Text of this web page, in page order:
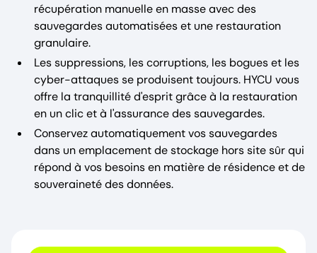
récupération manuelle en masse avec des
sauvegardes automatisées et une restauration
granulaire.
Les suppressions, les corruptions, les bogues et les
cyber-attaques se produisent toujours. HYCU vous
offre la tranquillité d'esprit grâce à la restauration
en un clic et à l'assurance des sauvegardes.
Conservez automatiquement vos sauvegardes
dans un emplacement de stockage hors site sûr qui
répond à vos besoins en matière de résidence et de
souveraineté des données.